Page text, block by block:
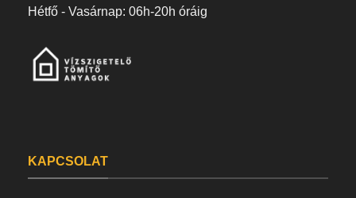
Hétfő - Vasárnap: 06h-20h óráig
KAPCSOLAT